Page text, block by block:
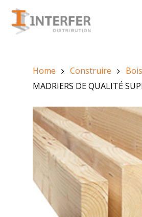
Recherche
Home Construire
Bois
MADRIERS DE QUALITÉ